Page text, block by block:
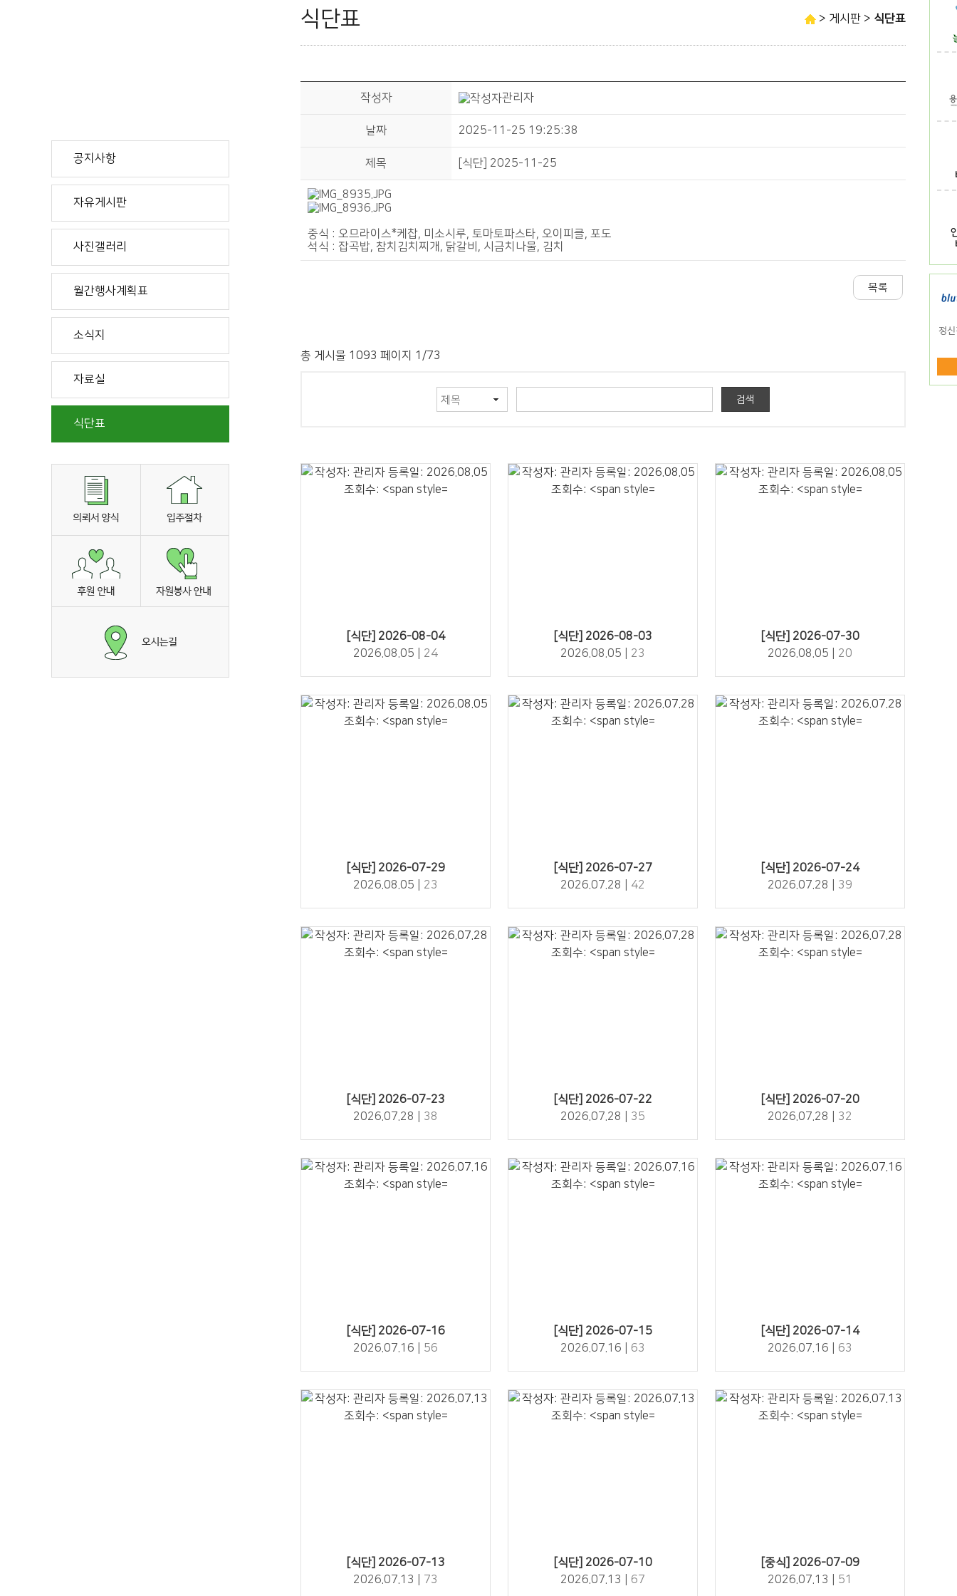
공지사항
자유게시판
사진갤러리
월간행사계획표
소식지
자료실
식단표
식단표 > 게시판 > 식단표
작성자 관리자
날짜 2025-11-25 19:25:38
제목 [식단] 2025-11-25
중식 : 오므라이스*케찹, 미소시루, 토마토파스타, 오이피클, 포도
석식 : 잡곡밥, 참치김치찌개, 닭갈비, 시금치나물, 김치
총 게시물 1093 페이지 1/73
[식단] 2026-08-04
2026.08.05 | 24
[식단] 2026-08-03
2026.08.05 | 23
[식단] 2026-07-30
2026.08.05 | 20
[식단] 2026-07-29
2026.08.05 | 23
[식단] 2026-07-27
2026.07.28 | 42
[식단] 2026-07-24
2026.07.28 | 39
[식단] 2026-07-23
2026.07.28 | 38
[식단] 2026-07-22
2026.07.28 | 35
[식단] 2026-07-20
2026.07.28 | 32
[식단] 2026-07-16
2026.07.16 | 56
[식단] 2026-07-15
2026.07.16 | 63
[식단] 2026-07-14
2026.07.16 | 63
[식단] 2026-07-13
2026.07.13 | 73
[식단] 2026-07-10
2026.07.13 | 67
[중식] 2026-07-09
2026.07.13 | 51